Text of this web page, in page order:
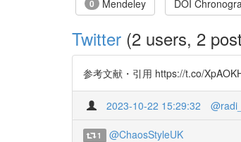
0 Mendeley DOI
Twitter (2 users, 2
参考文献・引用 https://t.co/
2023-10-22 15:29:32
1 @ChaosStyleUK